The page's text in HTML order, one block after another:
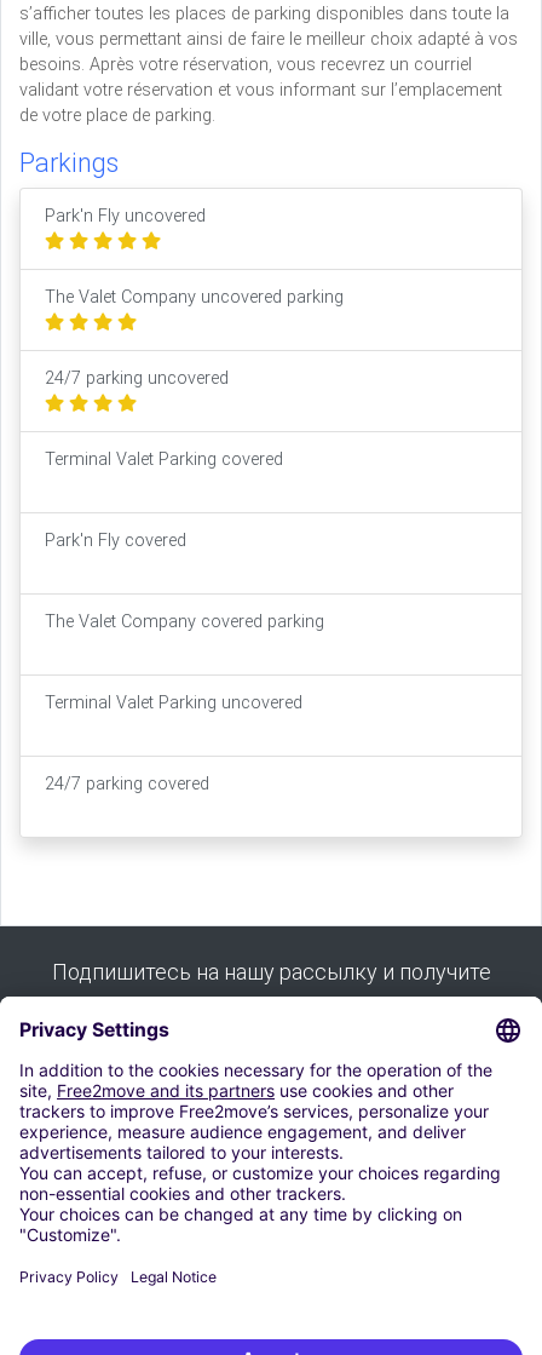
s’afficher toutes les places de parking disponibles dans toute la
ville, vous permettant ainsi de faire le meilleur choix adapté à vos
besoins. Après votre réservation, vous recevrez un courriel
validant votre réservation et vous informant sur l’emplacement
de votre place de parking.
Parkings
Park'n Fly uncovered
The Valet Company uncovered parking
24/7 parking uncovered
Terminal Valet Parking covered
Park'n Fly covered
The Valet Company covered parking
Terminal Valet Parking uncovered
24/7 parking covered
Подпишитесь на нашу рассылку и получите
все наши советы:
Подписывайся